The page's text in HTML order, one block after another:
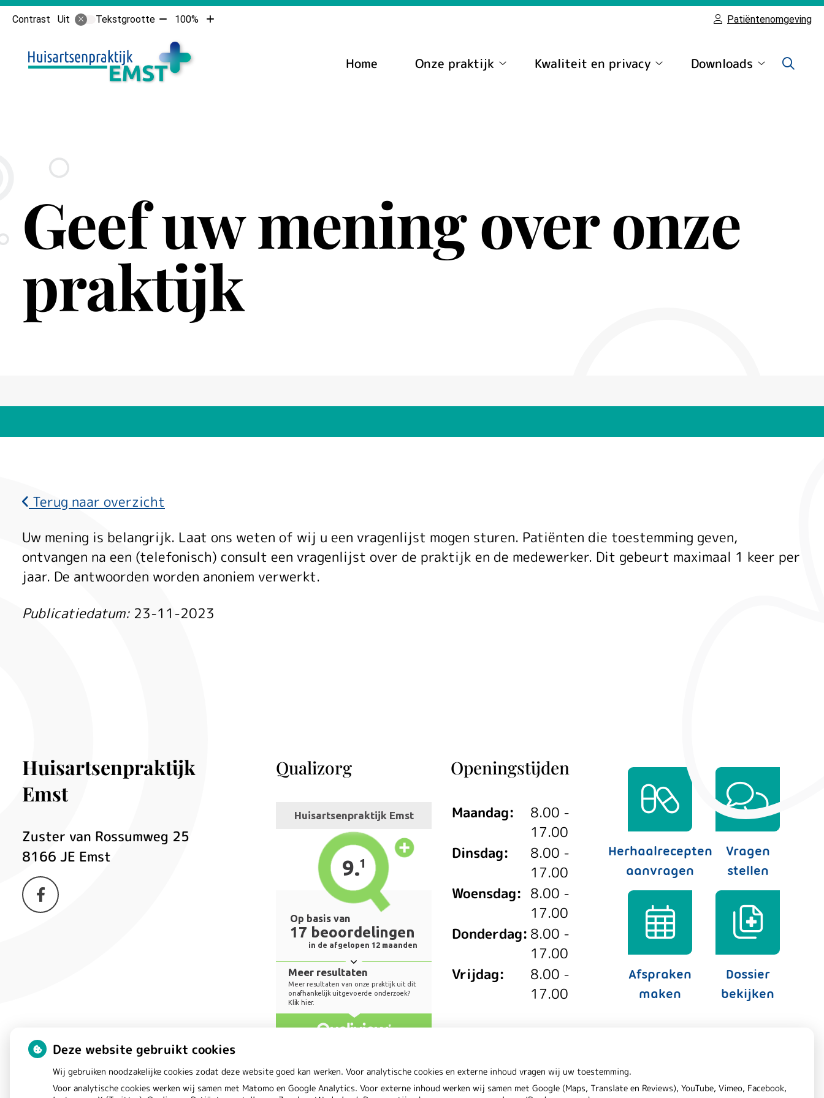
Contrast Uit Tekstgrootte Tekst
met
10%
100%
Tekst
Patiëntenomgeving
Home Onze praktijk Kwaliteit en privacy Downloads
Geef uw mening over onze
praktijk
Terug naar overzicht
Geef
uw
over
onze
praktijk
Uw mening is belangrijk. Laat ons weten of wij u een vragenlijst mogen sturen. Patiënten die toestemming geven,
ontvangen na een (telefonisch) consult een vragenlijst over de praktijk en de medewerker. Dit gebeurt maximaal 1 keer per
jaar. De antwoorden worden anoniem verwerkt.
Publicatiedatum: 23-11-2023
Huisartsenpraktijk
Emst
Zuster van Rossumweg 25
8166 JE Emst
Bezoek
Qualizorg Openingstijden
Maandag:
8.00 -
17.00
Dinsdag:
8.00 -
17.00
Woensdag: 8.00 -
17.00
Donderdag: 8.00 -
17.00
Vrijdag:
8.00 -
17.00
Herhaalrecepten
aanvragen
Vragen
stellen
Afspraken
maken
Dossier
bekijken
Deze website gebruikt cookies
Wij gebruiken noodzakelijke cookies zodat deze website goed kan werken. Voor analytische cookies en externe inhoud vragen wij uw toestemming.
Voor analytische cookies werken wij samen met Matomo en Google Analytics. Voor externe inhoud werken wij samen met Google (Maps, Translate en Reviews), YouTube, Vimeo, Facebook,